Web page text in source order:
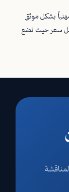
بشكل موثق
سعر حيث نضع